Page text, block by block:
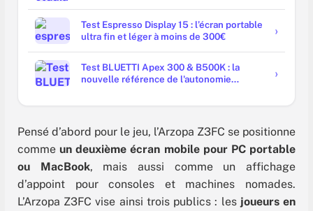
Test Espresso Display 15 : l’écran portable
ultra fin et léger à moins de 300€
Test BLUETTI Apex 300 & B500K : la
nouvelle référence de l'autonomie
Pensé d’abord pour le jeu, l’Arzopa Z3FC se positionne
comme un deuxième écran mobile pour PC portable
ou MacBook, mais aussi comme un affichage
d’appoint pour consoles et machines nomades.
L’Arzopa Z3FC vise ainsi trois publics : lesjoueurs en